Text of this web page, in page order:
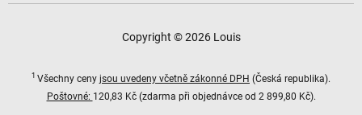
Copyright © 2026 Louis
1 Všechny ceny jsou uvedeny včetně zákonné DPH (Česká republika).
Poštovné: 120,83 Kč (zdarma při objednávce od 2 899,80 Kč).